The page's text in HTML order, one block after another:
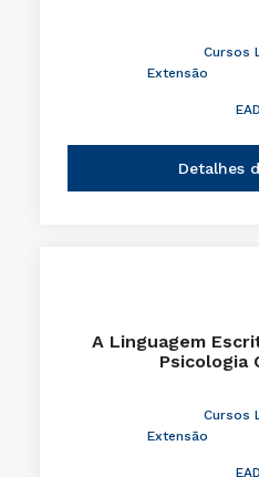
Cursos
Extensão
EAD
Detalhes
A Linguagem
Psicologia
Cursos
Extensão
EAD